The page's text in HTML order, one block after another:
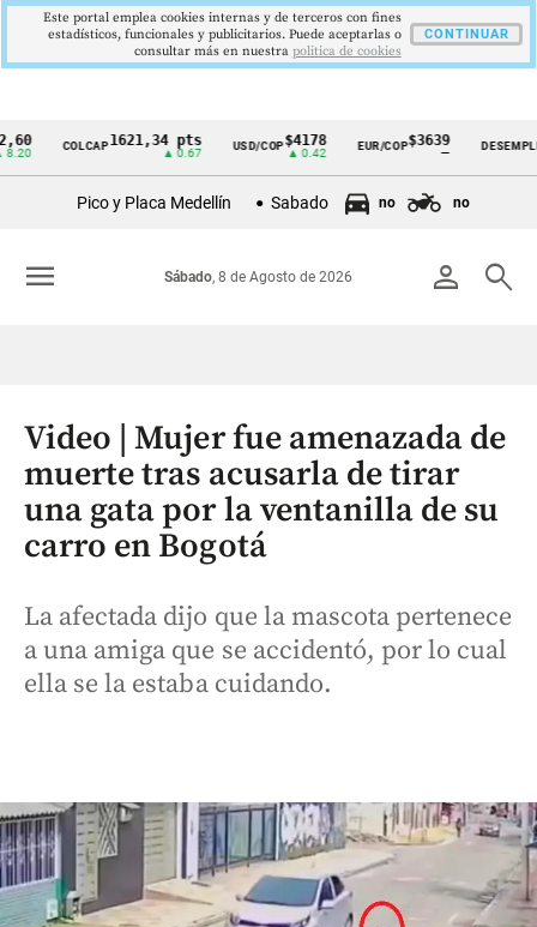
Cintillo
Colombia
COLCAP1621,34 pts USD/COP$4178
▲ 0.42
EUR/COP$3639
—
DESEMPLEO9,9
▼
Pico y Placa Medellín Sabado no no
person search
Sábado, 8 de Agosto de 2026
menu
Video | Mujer fue amenazada de
muerte tras acusarla de tirar
una gata por la ventanilla de su
carro en Bogotá
La afectada dijo que la mascota pertenece
a una amiga que se accidentó, por lo cual
ella se la estaba cuidando.
Este portal emplea cookies internas y de terceros con fines
estadísticos, funcionales y publicitarios. Puede aceptarlas o
consultar más en nuestra politica de cookies
CONTINUAR